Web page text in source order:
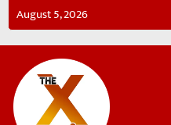
August 5, 2026